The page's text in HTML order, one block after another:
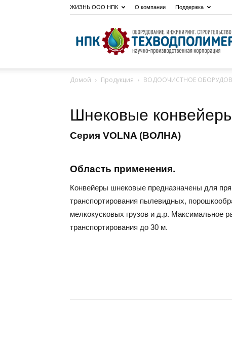
ЖИЗНЬ ООО НПК О компании Поддержка
Домой Продукция ВОДООЧИСТНОЕ
Шнековые
Cерия VOLNA (ВОЛНА)
Область применения.
Конвейеры шнековые предназначены для
транспортирования пылевидных,
мелкокусковых грузов и д.р. Максимальное
транспортирования до 30 м.